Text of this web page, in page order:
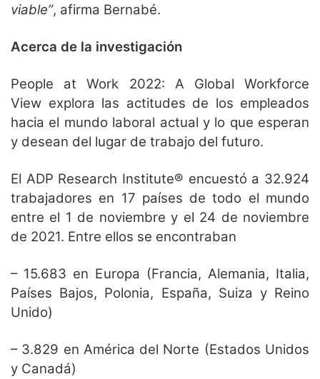
viable”, afirma Bernabé.
Acerca de la investigación
People at Work 2022: A Global Workforce
View explora las actitudes de los empleados
hacia el mundo laboral actual y lo que esperan
y desean del lugar de trabajo del futuro.
El ADP Research Institute® encuestó a 32.924
trabajadores en 17 países de todo el mundo
entre el 1 de noviembre y el 24 de noviembre
de 2021. Entre ellos se encontraban
– 15.683 en Europa (Francia, Alemania, Italia,
Países Bajos, Polonia, España, Suiza y Reino
Unido)
– 3.829 en América del Norte (Estados Unidos
y Canadá)